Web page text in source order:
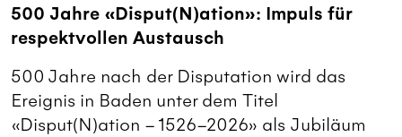
500 Jahre «Disput(N)ation»: Impuls für
respektvollen Austausch
500 Jahre nach der Disputation wird das
Ereignis in Baden unter dem Titel
«Disput(N)ation – 1526–2026» als Jubiläum